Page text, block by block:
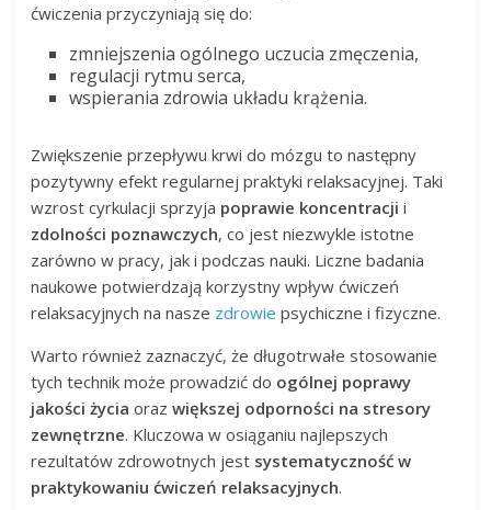
ćwiczenia przyczyniają się do:
zmniejszenia ogólnego uczucia zmęczenia,
regulacji rytmu serca,
wspierania zdrowia układu krążenia.
Zwiększenie przepływu krwi do mózgu to następny
pozytywny efekt regularnej praktyki relaksacyjnej. Taki
wzrost cyrkulacji sprzyja poprawie koncentracji i
zdolności poznawczych, co jest niezwykle istotne
zarówno w pracy, jak i podczas nauki. Liczne badania
naukowe potwierdzają korzystny wpływ ćwiczeń
relaksacyjnych na nasze zdrowie psychiczne i fizyczne.
Warto również zaznaczyć, że długotrwałe stosowanie
tych technik może prowadzić do ogólnej poprawy
jakości życia orazwiększej odporności na stresory
zewnętrzne. Kluczowa w osiąganiu najlepszych
rezultatów zdrowotnych jest systematyczność w
praktykowaniu ćwiczeń relaksacyjnych.